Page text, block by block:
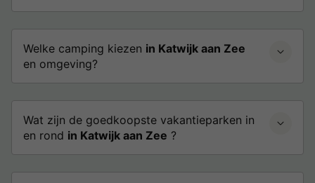
Welke camping kiezen in Katwijk aan Zee
en omgeving?
Wat zijn de goedkoopste vakantieparken in
en rond in Katwijk aan Zee ?